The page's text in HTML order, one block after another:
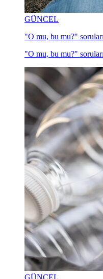
GÜNCEL
"O mu, bu mu?" soruları
"O mu, bu mu?" soruları